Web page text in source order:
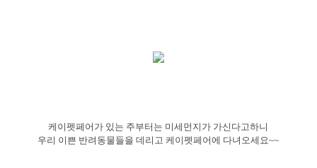
케이펫페어가 있는 주부터는 미세먼지가 가신다고하니
우리 이쁜 반려동물들을 데리고 케이펫페어에 다녀오세요~~